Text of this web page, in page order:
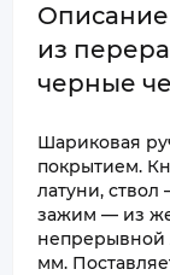
из
черные
Шариковая
покрытием.
латуни,
зажим — из
непрерывной
мм.